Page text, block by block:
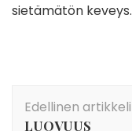
sietämätön keveys.
selaus
Edellinen artikkeli
LUOVUUS